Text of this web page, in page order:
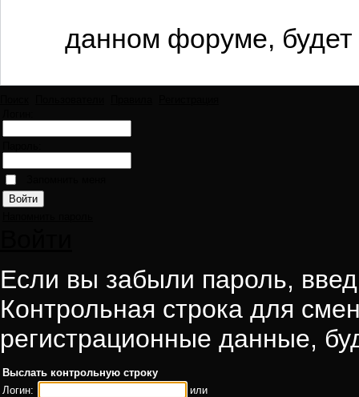
данном форуме,
Если вы забыли пароль,
Контрольная строка для
регистрационные данные,
Выслать контрольную строку
Логин:
или